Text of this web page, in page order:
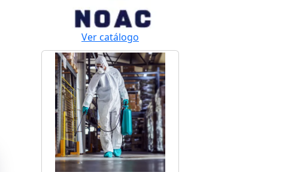
Ver catálogo